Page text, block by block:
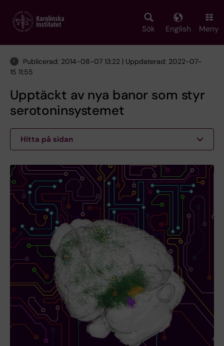
main
Sök English Meny
Publicerad: 2014-08-07 13:22 | Uppdaterad: 2022-07-
15 11:55
Upptäckt av nya banor som styr
serotoninsystemet
Hitta på sidan